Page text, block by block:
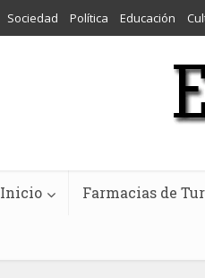
Sociedad Política Educación
Inicio Farmacias de